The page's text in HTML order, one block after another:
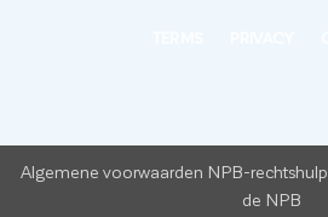
Algemene voorwaarden NPB-rechtshulp
de NPB